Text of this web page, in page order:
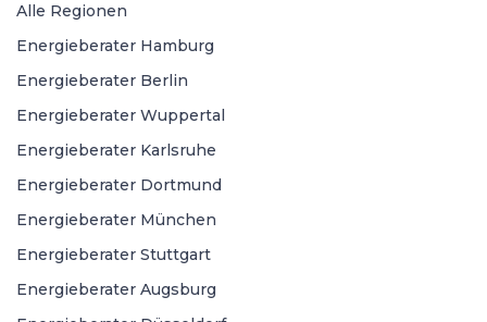
Alle Regionen
Energieberater Hamburg
Energieberater Berlin
Energieberater Wuppertal
Energieberater Karlsruhe
Energieberater Dortmund
Energieberater München
Energieberater Stuttgart
Energieberater Augsburg